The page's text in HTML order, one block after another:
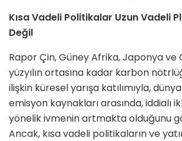
Kısa Vadeli Politikalar Uzun Vadeli
Değil
Rapor Çin, Güney Afrika, Japonya ve
yüzyılın ortasına kadar karbon
ilişkin küresel yarışa katılımıyla,
emisyon kaynakları arasında, iddialı
yönelik ivmenin artmakta olduğunu
Ancak, kısa vadeli politikaların ve